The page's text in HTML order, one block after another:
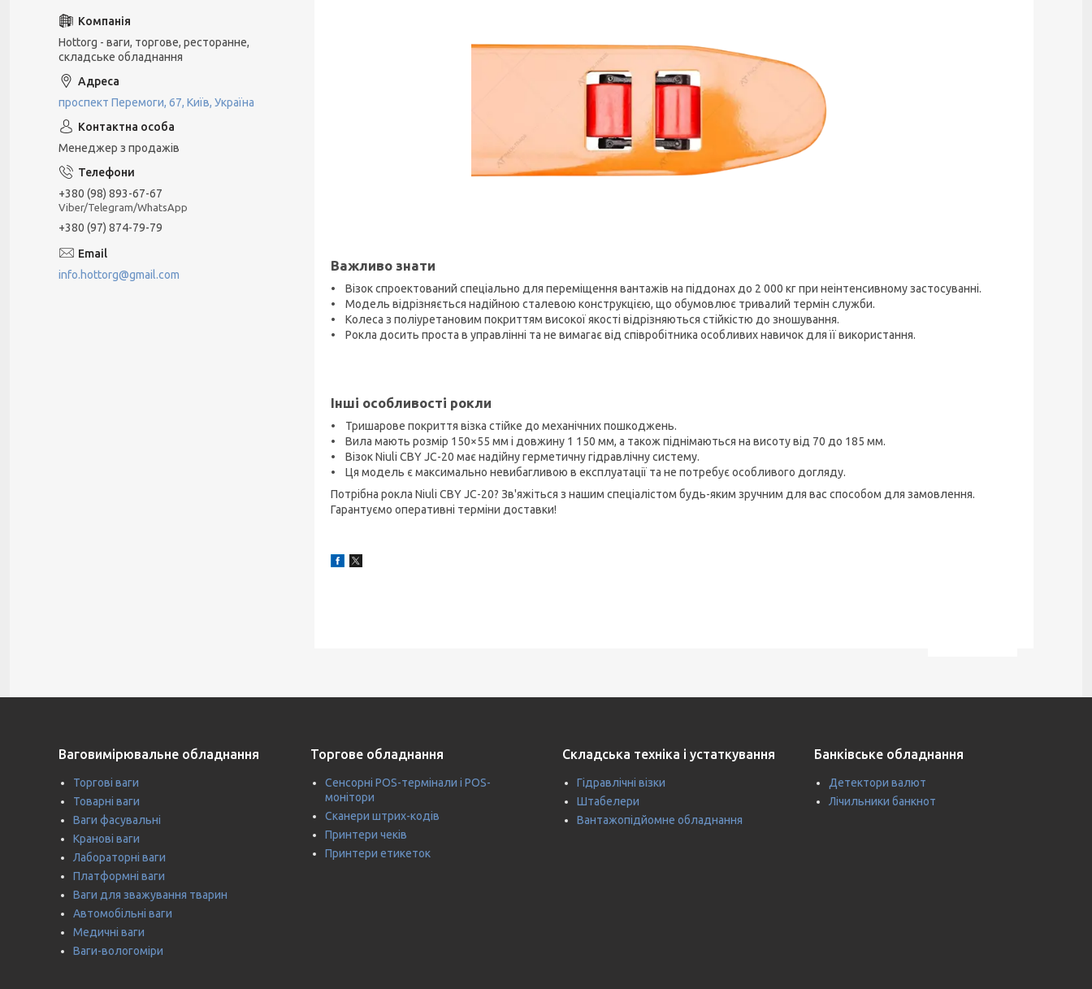
Важливо знати
• Візок спроектований спеціально для переміщення вантажів на піддонах до 2 000 кг при неінтенсивному застосуванні.
• Модель відрізняється надійною сталевою конструкцією, що обумовлює тривалий термін служби.
• Колеса з поліуретановим покриттям високої якості відрізняються стійкістю до зношування.
• Рокла досить проста в управлінні та не вимагає від співробітника особливих навичок для її використання.
Інші особливості рокли
• Тришарове покриття візка стійке до механічних пошкоджень.
• Вила мають розмір 150×55 мм і довжину 1 150 мм, а також піднімаються на висоту від 70 до 185 мм.
• Візок Niuli CBY ЈС-20 має надійну герметичну гідравлічну систему.
• Ця модель є максимально невибагливою в експлуатації та не потребує особливого догляду.
Потрібна рокла Niuli CBY ЈС-20? Зв'яжіться з нашим спеціалістом будь-яким зручним для вас способом для замовлення.
Гарантуємо оперативні терміни доставки!
Hottorg - ваги, торгове, ресторанне,
складське обладнання
проспект Перемоги, 67, Київ, Україна
Менеджер з продажів
+380 (98) 893-67-67
Viber/Telegram/WhatsApp
+380 (97) 874-79-79
info.hottorg@gmail.com
Ваговимірювальне обладнання
Торгові ваги
Товарні ваги
Ваги фасувальні
Кранові ваги
Лабораторні ваги
Платформні ваги
Ваги для зважування тварин
Автомобільні ваги
Медичні ваги
Ваги-вологоміри
Торгове обладнання
Сенсорні POS-термінали і POS-
монітори
Сканери штрих-кодів
Принтери чеків
Принтери етикеток
Складська техніка і устаткування
Гідравлічні візки
Штабелери
Вантажопідйомне обладнання
Банківське обладнання
Детектори валют
Лічильники банкнот